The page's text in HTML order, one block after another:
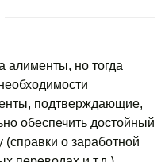
алименты, но тогда
подтверждающие,
обеспечить достойный
о заработной